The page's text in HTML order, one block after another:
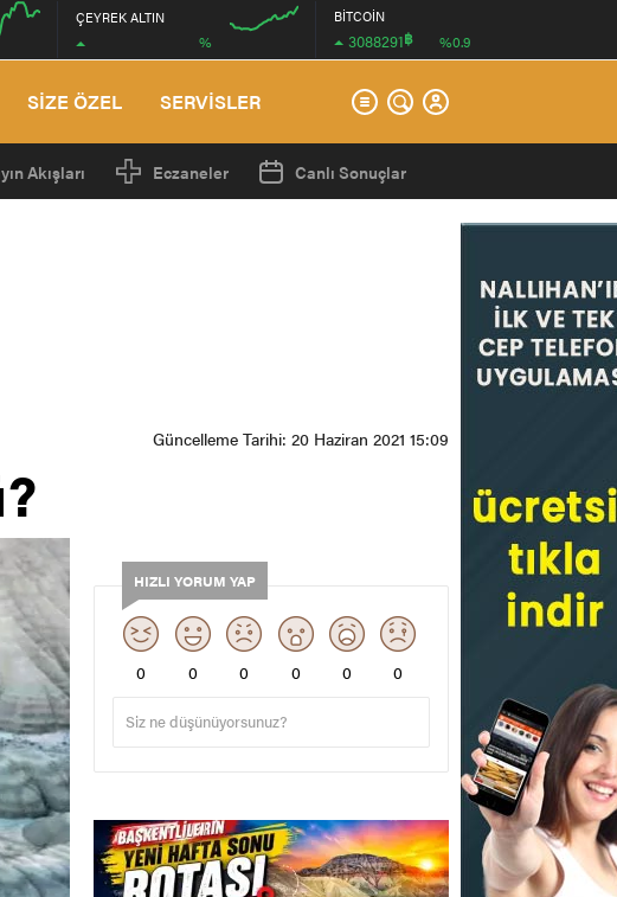
ÇEYREK ALTIN
%
BİTCOİN
3088291฿ %0.9
SİZE ÖZEL SERVİSLER
Akışları Eczaneler Canlı Sonuçlar
Güncelleme Tarihi: 20 Haziran 2021 15:09
HIZLI YORUM YAP
0 0 0 0 0 0